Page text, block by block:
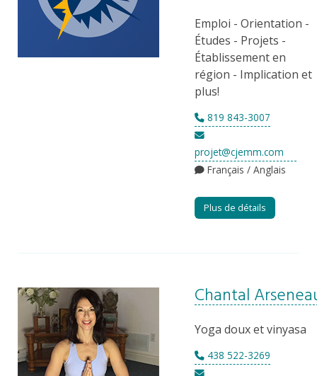
Emploi - Orientation -
Études - Projets -
Établissement en
région - Implication et
plus!
819 843-3007
projet@cjemm.com
Français / Anglais
Plus de détails
Chantal
Yoga doux et vinyasa
438 522-3269